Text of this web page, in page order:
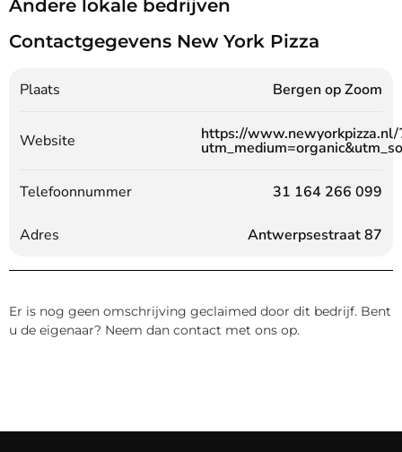
Andere lokale bedrijven
Contactgegevens New York Pizza
Plaats Bergen op Zoom
Website https://www.newyorkpizza.nl/
Telefoonnummer 31 164 266 099
Adres Antwerpsestraat 87
Er is nog geen omschrijving geclaimed door dit bedrijf. Bent
u de eigenaar? Neem dan contact met ons op.